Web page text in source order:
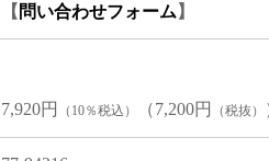
【 問い合わせフォーム 】
7,920円 （10％税込） （7,200円 （税抜）